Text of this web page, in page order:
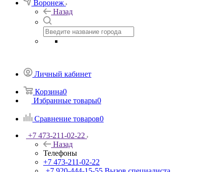
Воронеж
Назад
Личный кабинет
Корзина0
Избранные товары0
Сравнение товаров0
+7 473-211-02-22
Назад
Телефоны
+7 473-211-02-22